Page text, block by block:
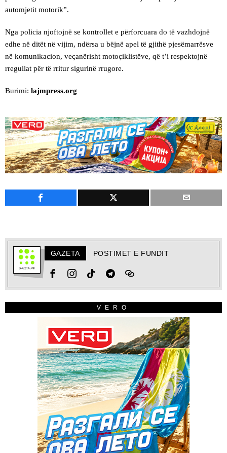
automjetit motorik”.
​Nga policia njoftojnë se kontrollet e përforcuara do të vazhdojnë
edhe në ditët në vijim, ndërsa u bëjnë apel të gjithë pjesëmarrësve
në komunikacion, veçanërisht motoçiklistëve, që t’i respektojnë
rregullat për të rritur sigurinë rrugore.
Burimi: lajmpress.org
GAZETA POSTIMET E FUNDIT
VERO